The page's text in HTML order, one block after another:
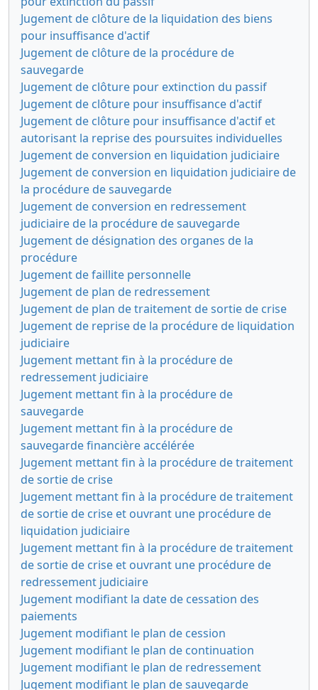
Jugement de clôture de la liquidation des biens
pour insuffisance d'actif
Jugement de clôture de la procédure de
sauvegarde
Jugement de clôture pour extinction du passif
Jugement de clôture pour insuffisance d'actif
Jugement de clôture pour insuffisance d'actif et
autorisant la reprise des poursuites individuelles
Jugement de conversion en liquidation judiciaire
Jugement de conversion en liquidation judiciaire de
la procédure de sauvegarde
Jugement de conversion en redressement
judiciaire de la procédure de sauvegarde
Jugement de désignation des organes de la
procédure
Jugement de faillite personnelle
Jugement de plan de redressement
Jugement de plan de traitement de sortie de crise
Jugement de reprise de la procédure de liquidation
judiciaire
Jugement mettant fin à la procédure de
redressement judiciaire
Jugement mettant fin à la procédure de
sauvegarde
Jugement mettant fin à la procédure de
sauvegarde financière accélérée
Jugement mettant fin à la procédure de traitement
de sortie de crise
Jugement mettant fin à la procédure de traitement
de sortie de crise et ouvrant une procédure de
liquidation judiciaire
Jugement mettant fin à la procédure de traitement
de sortie de crise et ouvrant une procédure de
redressement judiciaire
Jugement modifiant la date de cessation des
paiements
Jugement modifiant le plan de cession
Jugement modifiant le plan de continuation
Jugement modifiant le plan de redressement
Jugement modifiant le plan de sauvegarde